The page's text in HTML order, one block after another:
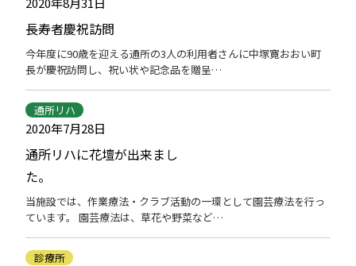
長寿者慶祝訪問
今年度に90歳を迎える通所の3人の利用者さんに中塚寛おおい町
長が慶祝訪問し、祝い状や記念品を贈呈…
2020年7月28日
通所リハ
通所リハに花壇が出来まし
た。
当施設では、作業療法・クラブ活動の一環として園芸療法を行っ
ています。 園芸療法は、草花や野菜など…
診療所